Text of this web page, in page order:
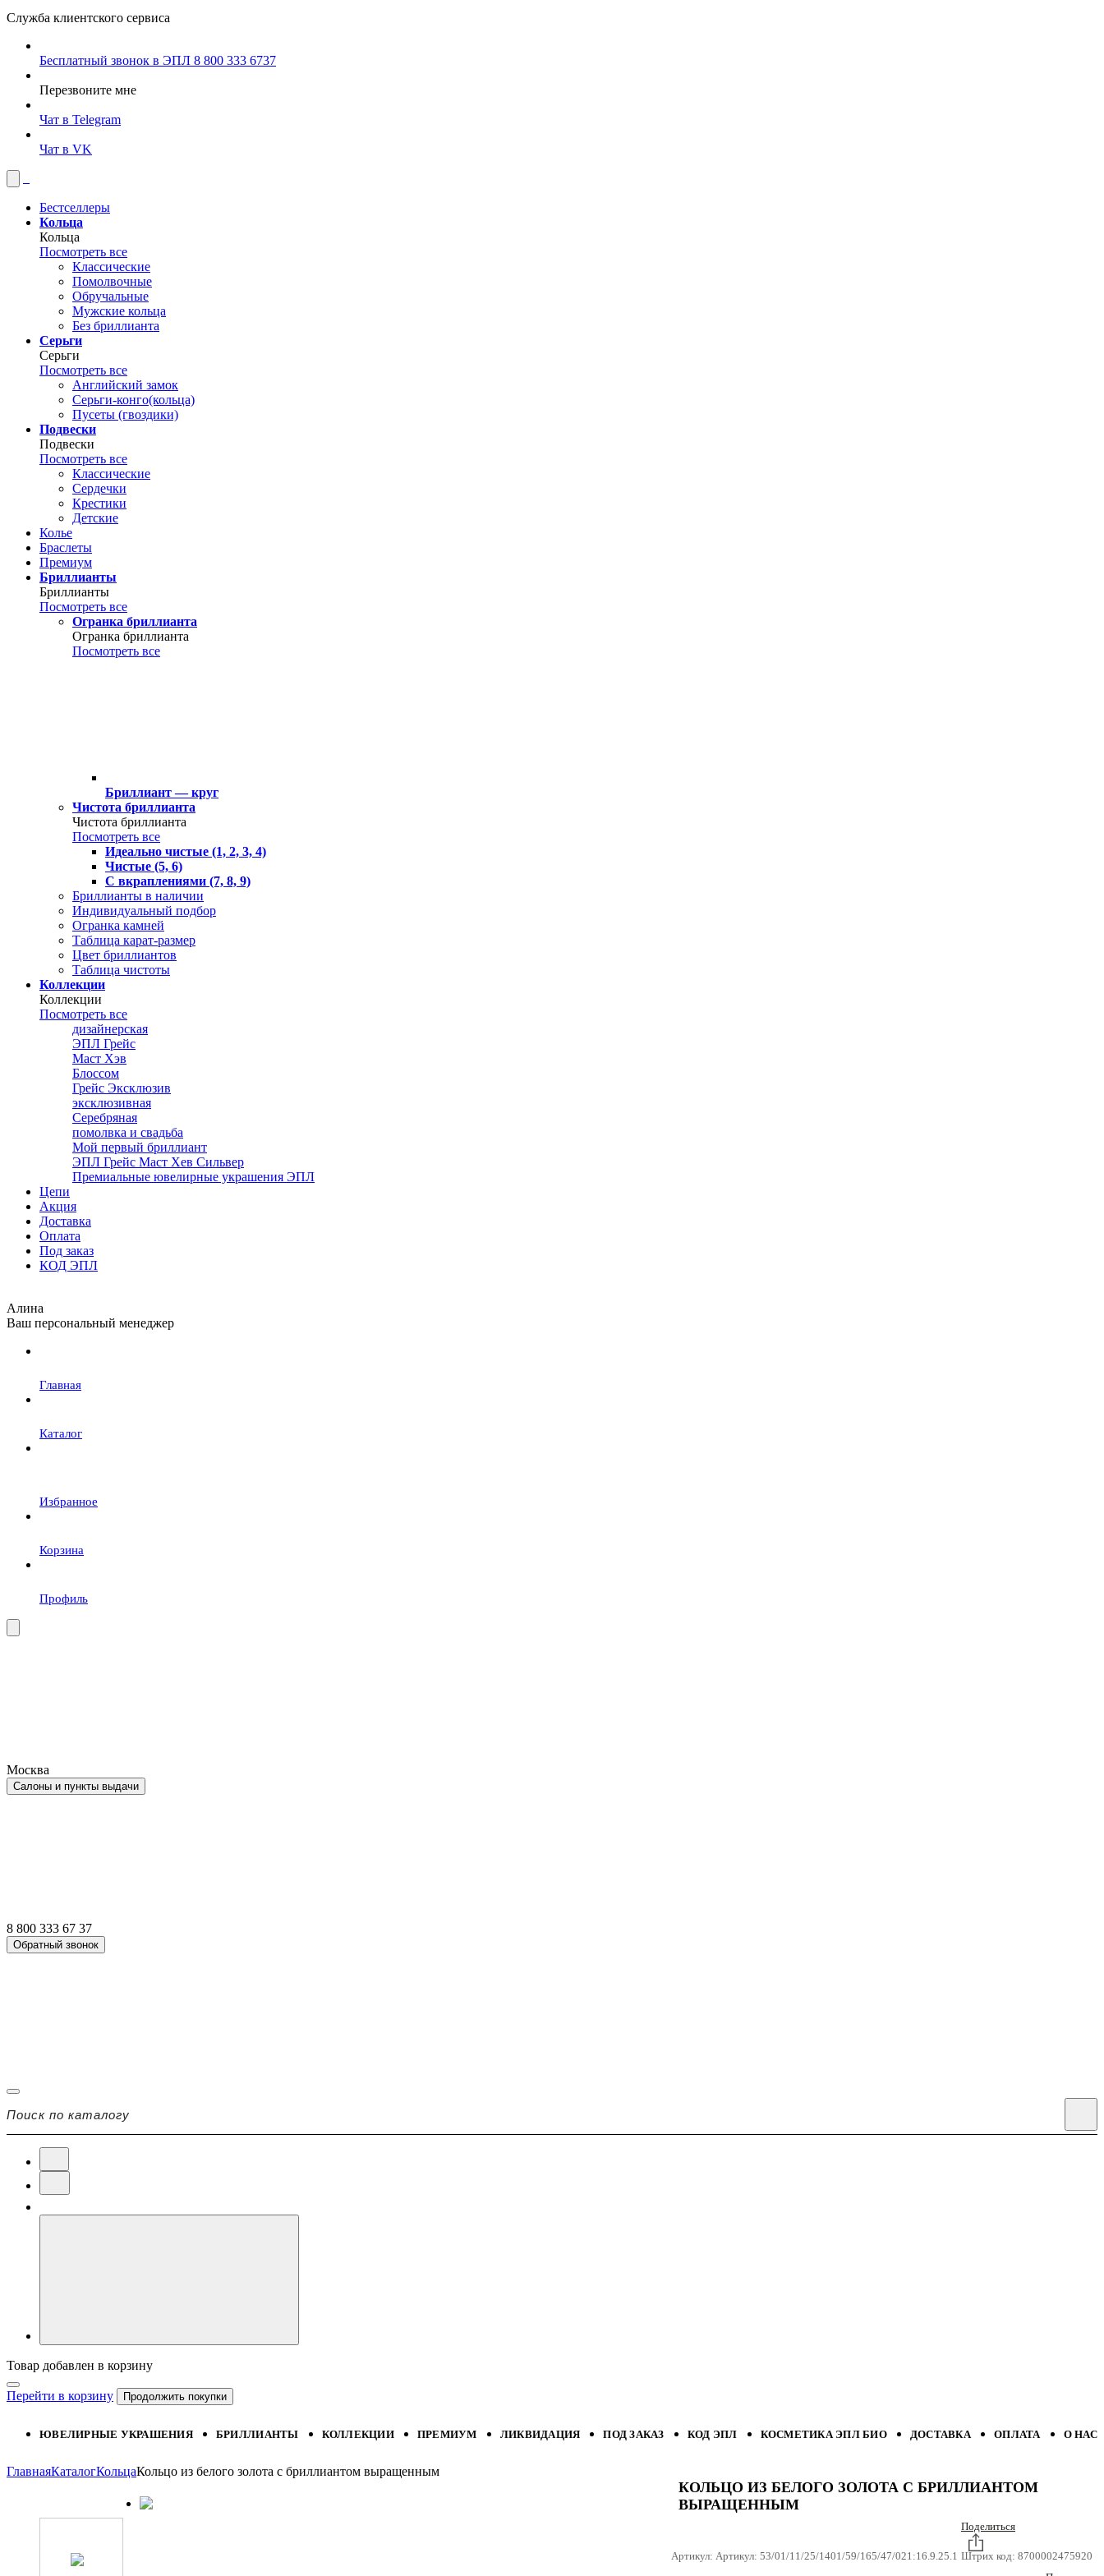
Служба клиентского сервиса
Бесплатный звонок в ЭПЛ 8 800 333 6737
Перезвоните мне
Чат в Telegram
Чат в VK
Бестселлеры
Кольца
Кольца
Посмотреть все
Классические
Помолвочные
Обручальные
Мужские кольца
Без бриллианта
Серьги
Серьги
Посмотреть все
Английский замок
Серьги-конго(кольца)
Пусеты (гвоздики)
Подвески
Подвески
Посмотреть все
Классические
Сердечки
Крестики
Детские
Колье
Браслеты
Премиум
Бриллианты
Бриллианты
Посмотреть все
Огранка бриллианта
Огранка бриллианта
Посмотреть все
Бриллиант — круг
Чистота бриллианта
Чистота бриллианта
Посмотреть все
Идеально чистые (1, 2, 3, 4)
Чистые (5, 6)
С вкраплениями (7, 8, 9)
Бриллианты в наличии
Индивидуальный подбор
Огранка камней
Таблица карат-размер
Цвет бриллиантов
Таблица чистоты
Коллекции
Коллекции
Посмотреть все
дизайнерская
ЭПЛ Грейс
Маст Хэв
Блоссом
Грейс Эксклюзив
эксклюзивная
Серебряная
помолвка и свадьба
Мой первый бриллиант
ЭПЛ Грейс Маст Хев Сильвер
Премиальные ювелирные украшения ЭПЛ
Цепи
Акция
Доставка
Оплата
Под заказ
КОД ЭПЛ
Алина
Ваш персональный менеджер
Главная
Каталог
Избранное
Корзина
Профиль
Москва
Салоны и пункты выдачи
8 800 333 67 37
Обратный звонок
Товар добавлен в корзину
Перейти в корзину Продолжить покупки
ЮВЕЛИРНЫЕ УКРАШЕНИЯ БРИЛЛИАНТЫ КОЛЛЕКЦИИ ПРЕМИУМ ЛИКВИДАЦИЯ ПОД ЗАКАЗ КОД ЭПЛ КОСМЕТИКА ЭПЛ БИО ДОСТАВКА ОПЛАТА О НАС
ГлавнаяКаталогКольцаКольцо из белого золота с бриллиантом выращенным
КОЛЬЦО ИЗ БЕЛОГО ЗОЛОТА С БРИЛЛИАНТОМ
ВЫРАЩЕННЫМ
Артикул: Артикул: 53/01/11/25/1401/59/165/47/021:16.9.25.1
Поделиться
Штрих код: 8700002475920